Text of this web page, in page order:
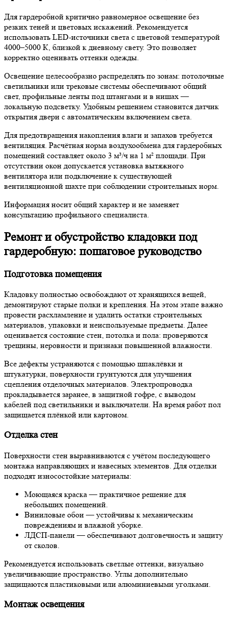
Для гардеробной критично равномерное освещение без
резких теней и цветовых искажений. Рекомендуется
использовать LED-источники света с цветовой температурой
4000–5000 К, близкой к дневному свету. Это позволяет
корректно оценивать оттенки одежды.
Освещение целесообразно распределять по зонам: потолочные
светильники или трековые системы обеспечивают общий
свет, профильные ленты под штангами и в нишах —
локальную подсветку. Удобным решением становится датчик
открытия двери с автоматическим включением света.
Для предотвращения накопления влаги и запахов требуется
вентиляция. Расчётная норма воздухообмена для гардеробных
помещений составляет около 3 м³/ч на 1 м² площади. При
отсутствии окон допускается установка вытяжного
вентилятора или подключение к существующей
вентиляционной шахте при соблюдении строительных норм.
Информация носит общий характер и не заменяет
консультацию профильного специалиста.
Ремонт и обустройство кладовки под
гардеробную: пошаговое руководство
Подготовка помещения
Кладовку полностью освобождают от хранящихся вещей,
демонтируют старые полки и крепления. На этом этапе важно
провести расхламление и удалить остатки строительных
материалов, упаковки и неиспользуемые предметы. Далее
оценивается состояние стен, потолка и пола: проверяются
трещины, неровности и признаки повышенной влажности.
Все дефекты устраняются с помощью шпаклёвки и
штукатурки, поверхности грунтуются для улучшения
сцепления отделочных материалов. Электропроводка
прокладывается заранее, в защитной гофре, с выводом
кабелей под светильники и выключатели. На время работ пол
защищается плёнкой или картоном.
Отделка стен
Поверхности стен выравниваются с учётом последующего
монтажа направляющих и навесных элементов. Для отделки
подходят износостойкие материалы:
Моющаяся краска— практичное решение для
небольших помещений.
Виниловые обои— устойчивы к механическим
повреждениям и влажной уборке.
ЛДСП-панели— обеспечивают долговечность и защиту
от сколов.
Рекомендуется использовать светлые оттенки, визуально
увеличивающие пространство. Углы дополнительно
защищаются пластиковыми или алюминиевыми уголками.
Монтаж освещения